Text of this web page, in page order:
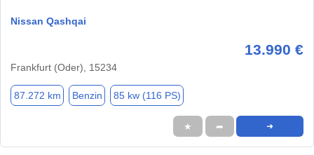
Nissan Qashqai
13.990 €
Frankfurt (Oder), 15234
87.272 km Benzin 85 kw (116 PS)
★ ➦ ➜